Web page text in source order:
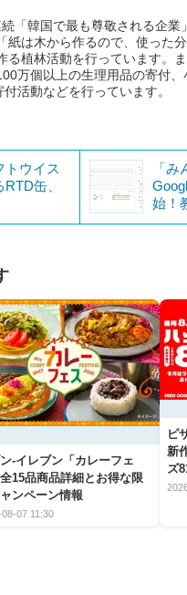
「韓国で最も尊敬される企
は木から作るので、使った
る植林活動を行っています。
万個以上の生理用品の寄付
活動などを行っています。
トウイス
缶、
「
始！
‐イレブン「カレーフェ
15品商品詳細とお得な限
ンペーン情報
07 11:30
ピ
新
ズ